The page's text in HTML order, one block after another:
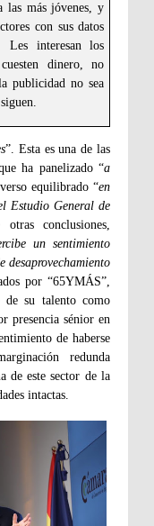
las más jóvenes, y
con sus datos
Les interesan los
dinero, no
publicidad no sea
”. Esta es una de las
ha panelizado “a
equilibrado “en
Estudio General de
conclusiones,
un sentimiento
desaprovechamiento
por “65YMÁS”,
de su talento como
presencia sénior en
de haberse
redunda
de este sector de la
intactas.